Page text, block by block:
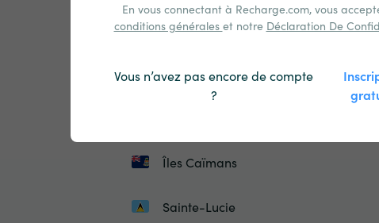
En vous connectant à Recharge.com, vous
conditions générales et notre Déclaration De
Vous n’avez pas encore de compte
?
Jordan
Kirghizistan
Îles Caïmans
Sainte-Lucie